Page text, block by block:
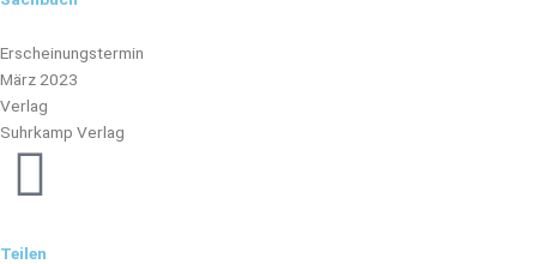
Erscheinungstermin
März 2023
Verlag
Suhrkamp Verlag
Teilen